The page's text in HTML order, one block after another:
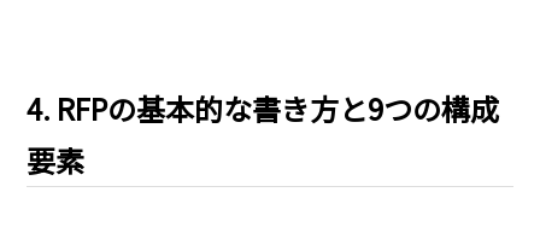
4. RFPの基本的な書き方と9つの構成
要素